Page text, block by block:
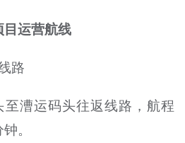
运营航线
路
至漕运码头往返线路，航程
。